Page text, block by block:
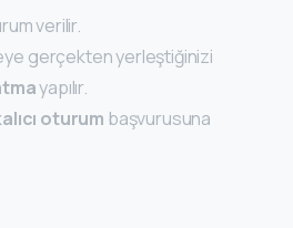
verilir.
gerçekten yerleştiğinizi
yapılır.
oturum başvurusuna